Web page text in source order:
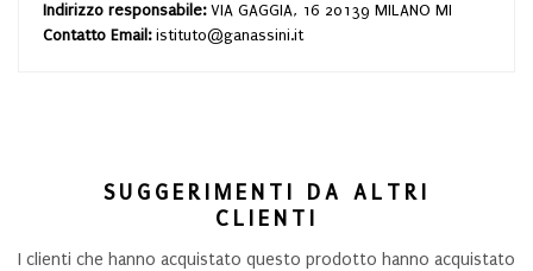
Indirizzo responsabile: VIA GAGGIA, 16 20139 MILANO MI
Contatto Email: istituto@ganassini.it
SUGGERIMENTI DA ALTRI
CLIENTI
I clienti che hanno acquistato questo prodotto hanno acquistato